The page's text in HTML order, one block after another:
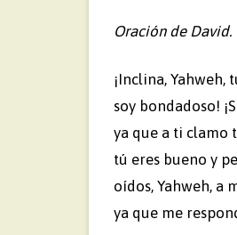
Oración de David.
¡Inclina, Yahweh,
soy bondadoso!
ya que a ti clamo
tú eres bueno y
oídos, Yahweh, a
ya que me